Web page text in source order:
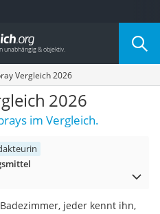
Vergleich 2026
2026
im Vergleich.
jeder kennt ihn,